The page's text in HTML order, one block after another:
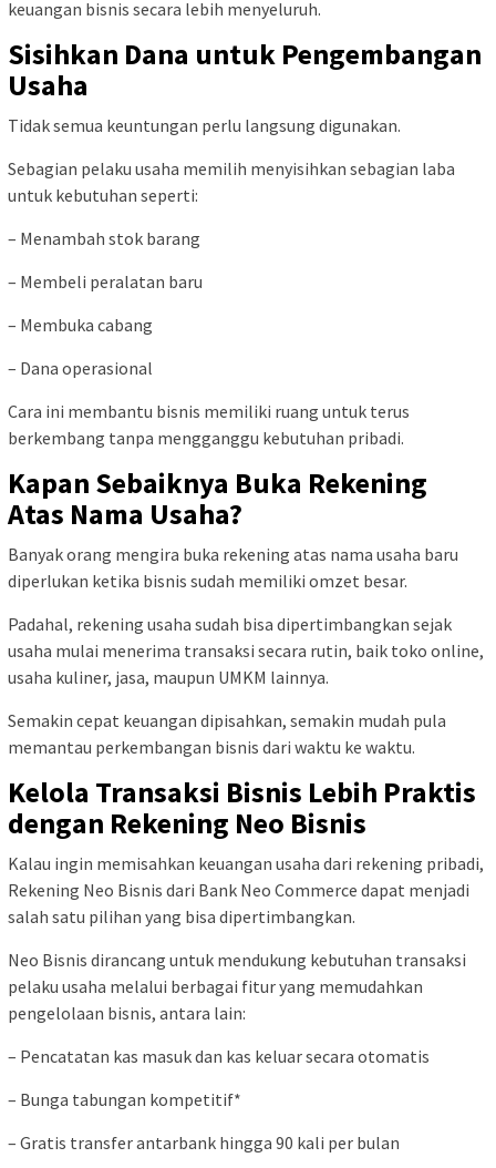
keuangan bisnis secara lebih menyeluruh.
Sisihkan Dana untuk Pengembangan
Usaha
Tidak semua keuntungan perlu langsung digunakan.
Sebagian pelaku usaha memilih menyisihkan sebagian laba
untuk kebutuhan seperti:
– Menambah stok barang
– Membeli peralatan baru
– Membuka cabang
– Dana operasional
Cara ini membantu bisnis memiliki ruang untuk terus
berkembang tanpa mengganggu kebutuhan pribadi.
Kapan Sebaiknya Buka Rekening
Atas Nama Usaha?
Banyak orang mengira buka rekening atas nama usaha baru
diperlukan ketika bisnis sudah memiliki omzet besar.
Padahal, rekening usaha sudah bisa dipertimbangkan sejak
usaha mulai menerima transaksi secara rutin, baik toko online,
usaha kuliner, jasa, maupun UMKM lainnya.
Semakin cepat keuangan dipisahkan, semakin mudah pula
memantau perkembangan bisnis dari waktu ke waktu.
Kelola Transaksi Bisnis Lebih Praktis
dengan Rekening Neo Bisnis
Kalau ingin memisahkan keuangan usaha dari rekening pribadi,
Rekening Neo Bisnis dari Bank Neo Commerce dapat menjadi
salah satu pilihan yang bisa dipertimbangkan.
Neo Bisnis dirancang untuk mendukung kebutuhan transaksi
pelaku usaha melalui berbagai fitur yang memudahkan
pengelolaan bisnis, antara lain:
– Pencatatan kas masuk dan kas keluar secara otomatis
– Bunga tabungan kompetitif*
– Gratis transfer antarbank hingga 90 kali per bulan